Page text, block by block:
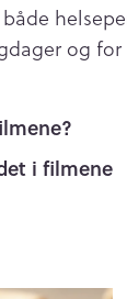
og
i filmene